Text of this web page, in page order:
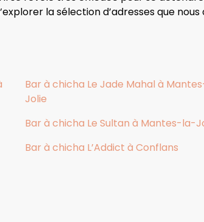
la sélection d’adresses que nous
Bar à chicha Le Jade Mahal à
Jolie
Bar à chicha Le Sultan à Mantes-la-
Bar à chicha L’Addict à Conflans